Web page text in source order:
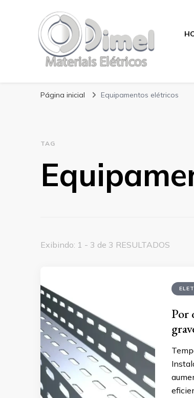
Blog Dimel
Página inicial Equipamentos elétricos
TAG
Exibindo: 1 - 3 de 3 RESULTADOS
Por